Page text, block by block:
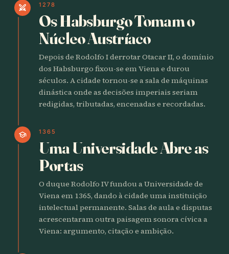
swords 1278
Os Habsburgo Tomam o
Núcleo Austríaco
Depois de Rodolfo I derrotar Otacar II, o domínio
dos Habsburgo fixou-se em Viena e durou
séculos. A cidade tornou-se a sala de máquinas
dinástica onde as decisões imperiais seriam
redigidas, tributadas, encenadas e recordadas.
school 1365
Uma Universidade Abre as
Portas
O duque Rodolfo IV fundou a Universidade de
Viena em 1365, dando à cidade uma instituição
intelectual permanente. Salas de aula e disputas
acrescentaram outra paisagem sonora cívica a
Viena: argumento, citação e ambição.